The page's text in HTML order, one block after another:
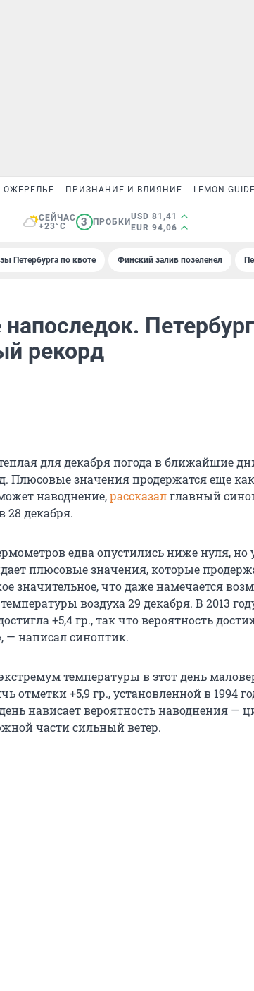
ОЖЕРЕЛЬЕ ПРИЗНАНИЕ И ВЛИЯНИЕ LEMON GUIDE
СЕЙЧАС
+23°C
3 ПРОБКИ
USD 81,41
EUR 94,06
Петербурга по квоте Финский залив позеленел
рекорд
для декабря погода в ближайшие
Плюсовые значения продержатся еще
наводнение,рассказалглавный
28 декабря.
едва опустились ниже нуля, но
плюсовые значения, которые
значительное, что даже намечается
воздуха 29 декабря. В 2013
+5,4 гр., так что вероятность
— написал синоптик.
температуры в этот день
отметки +5,9 гр., установленной в 1994
нависает вероятность наводнения —
части сильный ветер.